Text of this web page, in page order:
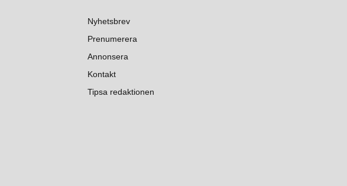
Nyhetsbrev
Prenumerera
Annonsera
Kontakt
Tipsa redaktionen